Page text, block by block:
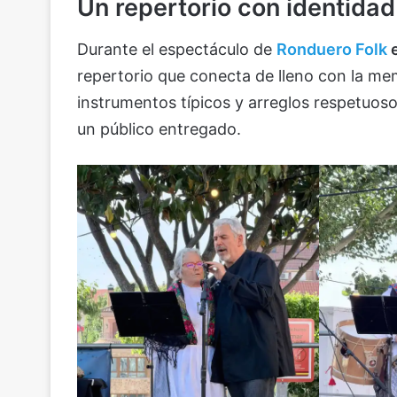
Un repertorio con
Durante el espectáculo de Ronduero Folk
repertorio que conecta de lleno con la
instrumentos típicos y arreglos
un público entregado.